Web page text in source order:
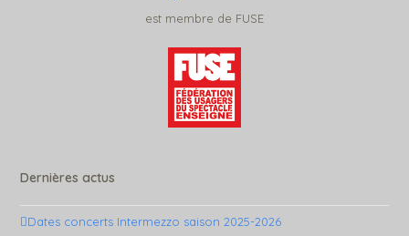
est membre de FUSE
Dernières actus
Dates concerts Intermezzo saison 2025-2026